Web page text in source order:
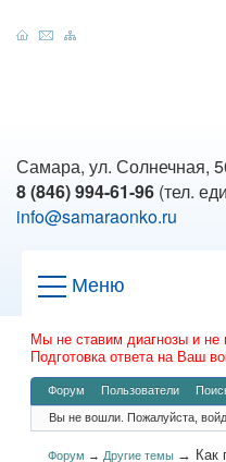
Самара, ул. Солнечная,
8 (846) 994-61-96 (тел.
info@samaraonko.ru
Меню
Мы не ставим диагнозы и не
Подготовка ответа на Ваш
Форум Пользователи
Вы не вошли. Пожалуйста,
Форум → Другие темы → Как